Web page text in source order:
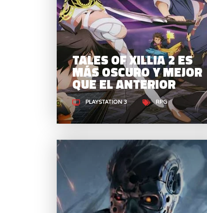
TALES OF XILLIA 2 ES
MÁS OSCURO Y MEJOR
QUE EL ANTERIOR
PLAYSTATION 3 RPG